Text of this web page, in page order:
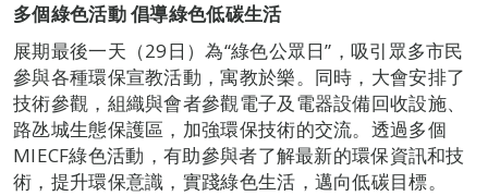
多個綠色活動 倡導綠色低碳生活
展期最後一天（29日）為“綠色公眾日”，吸引眾多市民
參與各種環保宣教活動，寓教於樂。同時，大會安排了
技術參觀，組織與會者參觀電子及電器設備回收設施、
路氹城生態保護區，加強環保技術的交流。透過多個
MIECF綠色活動，有助參與者了解最新的環保資訊和技
術，提升環保意識，實踐綠色生活，邁向低碳目標。